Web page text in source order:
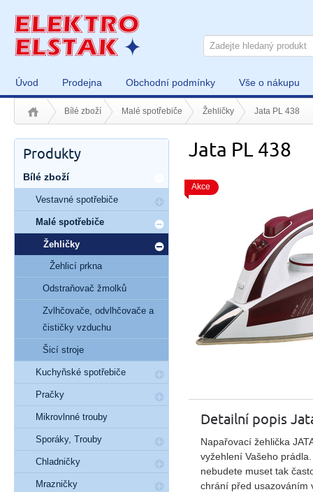
Úvod Prodejna Obchodní podmínky Vše o nákupu
Bílé zboží Malé spotřebiče Žehličky Jata PL 438
Jata PL 438
Akce
Detailní popis
Napařovací žehlička
vyžehlení Vašeho
nebudete muset tak
chrání před usazováním
Produkty
Bílé zboží
Vestavné spotřebiče
Malé spotřebiče
Žehličky
Žehlicí prkna
Odstraňovač žmolků
Zvlhčovače, odvlhčovače a
čističky vzduchu
Šicí stroje
Kuchyňské spotřebiče
Pračky
Mikrovlnné trouby
Sporáky, Trouby
Chladničky
Mrazničky